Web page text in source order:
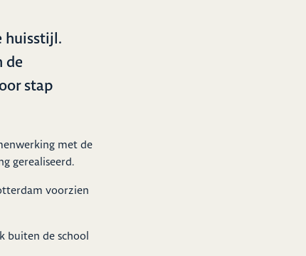
huisstijl.
de
stap
met de
gerealiseerd.
voorzien
buiten de school